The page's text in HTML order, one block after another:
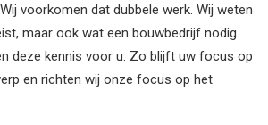
voorkomen dat dubbele werk. Wij weten
maar ook wat een bouwbedrijf nodig
deze kennis voor u. Zo blijft uw focus op
en richten wij onze focus op het